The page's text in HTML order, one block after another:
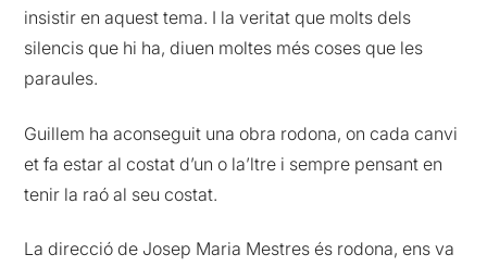
insistir en aquest tema. I la veritat que molts dels
silencis que hi ha, diuen moltes més coses que les
paraules.
Guillem ha aconseguit una obra rodona, on cada canvi
et fa estar al costat d’un o la’ltre i sempre pensant en
tenir la raó al seu costat.
La direcció de Josep Maria Mestres és rodona, ens va